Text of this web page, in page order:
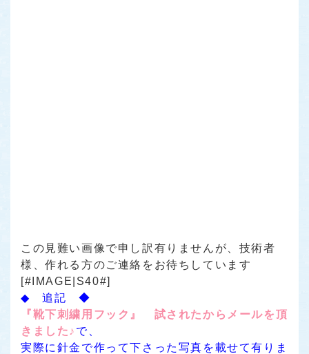
この見難い画像で申し訳有りませんが、技術者
様、作れる方のご連絡をお待ちしています
[#IMAGE|S40#]
◆ 追記 ◆
『靴下刺繍用フック』 試されたからメールを頂
きました♪ で、
実際に針金で作って下さった写真を載せて有りま